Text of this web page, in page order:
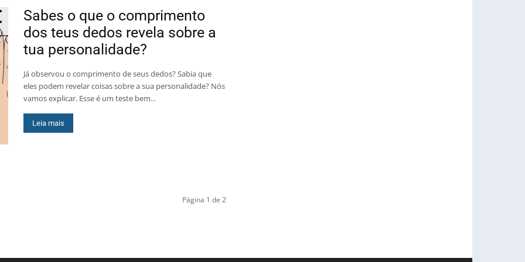
Sabes o que o comprimento
dos teus dedos revela sobre a
tua personalidade?
Já observou o comprimento de seus dedos? Sabia que
eles podem revelar coisas sobre a sua personalidade? Nós
vamos explicar. Esse é um teste bem...
Leia mais
Página 1 de 2